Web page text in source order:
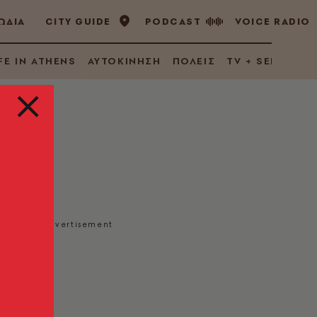
CITY GUIDE PODCAST VOICE RADIO
IN ATHENS ΑΥΤΟΚΙΝΗΣΗ ΠΟΛΕΙΣ TV + SERIES